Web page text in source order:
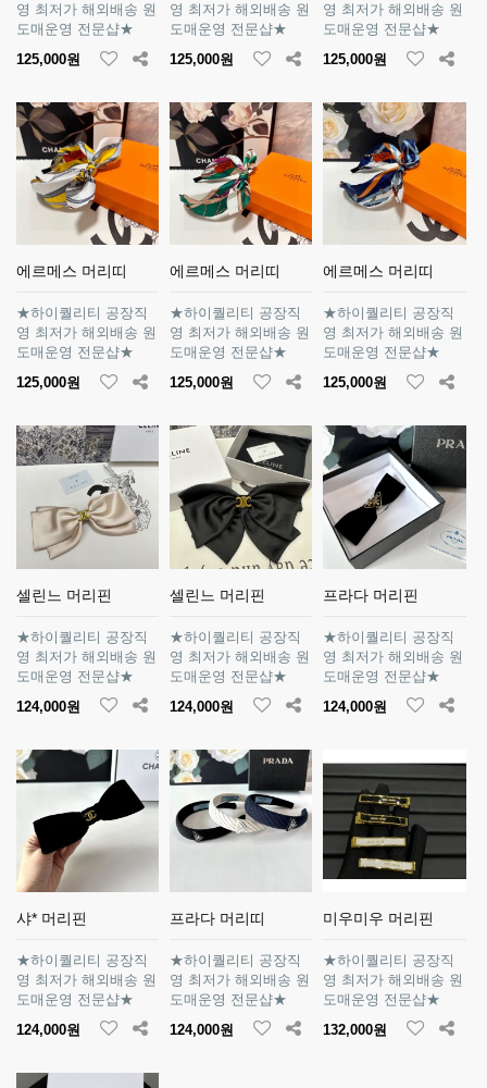
영 최저가 해외배송 원
도매운영 전문샵★
125,000원
영 최저가 해외배송 원
도매운영 전문샵★
125,000원
영 최저가 해외배송 원
도매운영 전문샵★
125,000원
에르메스 머리띠
★하이퀄리티 공장직
영 최저가 해외배송 원
도매운영 전문샵★
125,000원
에르메스 머리띠
★하이퀄리티 공장직
영 최저가 해외배송 원
도매운영 전문샵★
125,000원
에르메스 머리띠
★하이퀄리티 공장직
영 최저가 해외배송 원
도매운영 전문샵★
125,000원
셀린느 머리핀
★하이퀄리티 공장직
영 최저가 해외배송 원
도매운영 전문샵★
124,000원
셀린느 머리핀
★하이퀄리티 공장직
영 최저가 해외배송 원
도매운영 전문샵★
124,000원
프라다 머리핀
★하이퀄리티 공장직
영 최저가 해외배송 원
도매운영 전문샵★
124,000원
샤* 머리핀
★하이퀄리티 공장직
영 최저가 해외배송 원
도매운영 전문샵★
124,000원
프라다 머리띠
★하이퀄리티 공장직
영 최저가 해외배송 원
도매운영 전문샵★
124,000원
미우미우 머리핀
★하이퀄리티 공장직
영 최저가 해외배송 원
도매운영 전문샵★
132,000원